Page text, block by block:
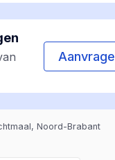
Noord-Brabant